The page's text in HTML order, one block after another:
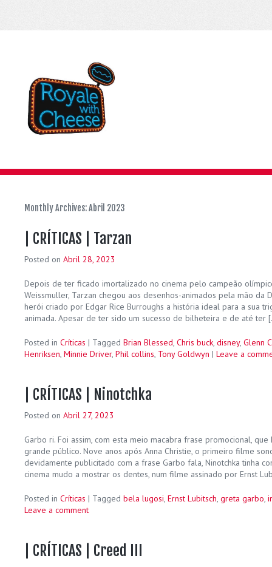
Monthly Archives:Abril 2023
| CRÍTICAS | Tarzan
Posted on Abril 28, 2023
Depois de ter ficado imortalizado no cinema pelo campeão
Weissmuller, Tarzan chegou aos desenhos-animados pela mão da
herói criado por Edgar Rice Burroughs a história ideal para a sua
animada. Apesar de ter sido um sucesso de bilheteira e de até ter
Posted in Críticas | Tagged Brian Blessed, Chris buck, disney, Glenn
Henriksen, Minnie Driver, Phil collins, Tony Goldwyn | Leave a
| CRÍTICAS | Ninotchka
Posted on Abril 27, 2023
Garbo ri. Foi assim, com esta meio macabra frase promocional,
grande público. Nove anos após Anna Christie, o primeiro filme
devidamente publicitado com a frase Garbo fala, Ninotchka tinha
cinema mudo a mostrar os dentes, num filme assinado por Ernst
Posted in Críticas | Tagged bela lugosi, Ernst Lubitsch, greta garbo,
Leave a comment
| CRÍTICAS | Creed III